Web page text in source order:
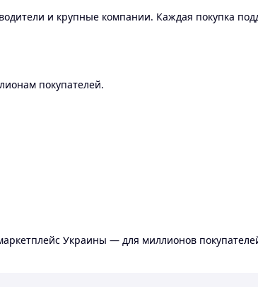
и крупные компании. Каждая покупка
покупателей.
Украины — для миллионов